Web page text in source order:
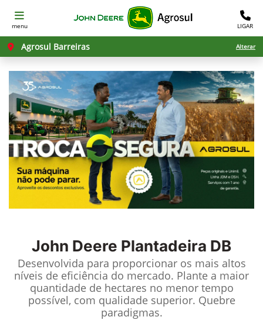
menu LIGAR
Agrosul Barreiras Alterar
John Deere Plantadeira DB
Desenvolvida para proporcionar os mais altos
níveis de eficiência do mercado. Plante a maior
quantidade de hectares no menor tempo
possível, com qualidade superior. Quebre
paradigmas.